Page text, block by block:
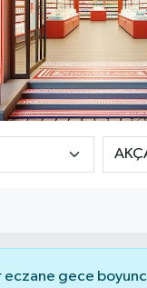
eczane gece